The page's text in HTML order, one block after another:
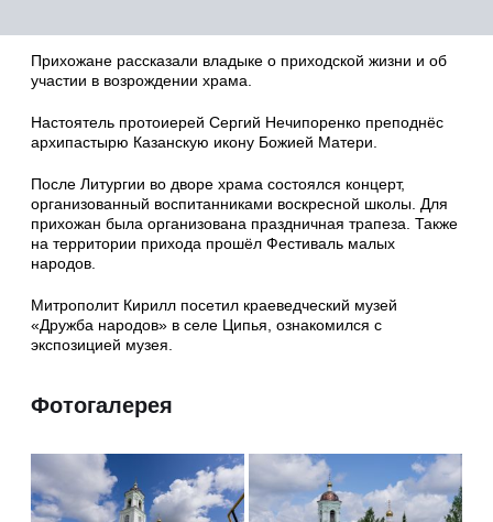
Прихожане рассказали владыке о приходской жизни и об
участии в возрождении храма.
Настоятель протоиерей Сергий Нечипоренко преподнёс
архипастырю Казанскую икону Божией Матери.
После Литургии во дворе храма состоялся концерт,
организованный воспитанниками воскресной школы. Для
прихожан была организована праздничная трапеза. Также
на территории прихода прошёл Фестиваль малых
народов.
Митрополит Кирилл посетил краеведческий музей
«Дружба народов» в селе Ципья, ознакомился с
экспозицией музея.
Фотогалерея